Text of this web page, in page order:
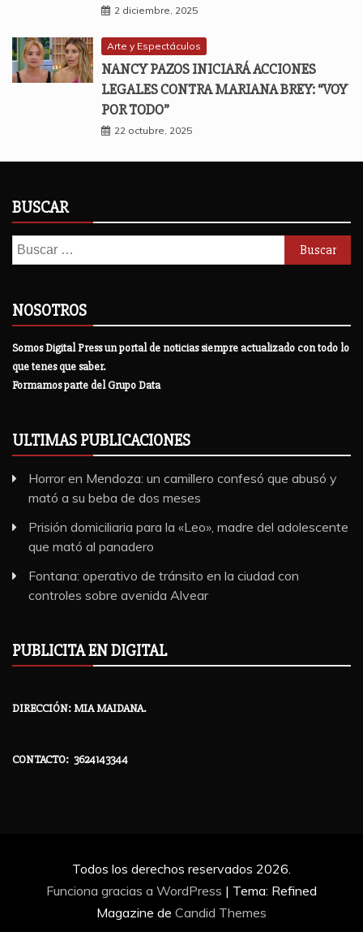
2 diciembre, 2025
Arte y Espectáculos
NANCY PAZOS INICIARÁ ACCIONES
LEGALES CONTRA MARIANA BREY: “VOY
POR TODO”
22 octubre, 2025
BUSCAR
Buscar:
NOSOTROS
Somos Digital Press un portal de noticias siempre actualizado con todo lo
que tenes que saber.
Formamos parte del Grupo Data
ULTIMAS PUBLICACIONES
Horror en Mendoza: un camillero confesó que abusó y
mató a su beba de dos meses
Prisión domiciliaria para la «Leo», madre del adolescente
que mató al panadero
Fontana: operativo de tránsito en la ciudad con
controles sobre avenida Alvear
PUBLICITA EN DIGITAL
DIRECCIÓN: MIA MAIDANA.
CONTACTO: 3624143344
Todos los derechos reservados 2026.
Funciona gracias a WordPress | Tema: Refined
Magazine de Candid Themes